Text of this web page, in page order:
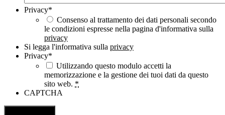
Privacy*
Consenso al trattamento dei dati personali secondo
le condizioni espresse nella pagina d'informativa sulla
privacy
Si legga l'informativa sulla privacy
Privacy*
Utilizzando questo modulo accetti la
memorizzazione e la gestione dei tuoi dati da questo
sito web. *
CAPTCHA